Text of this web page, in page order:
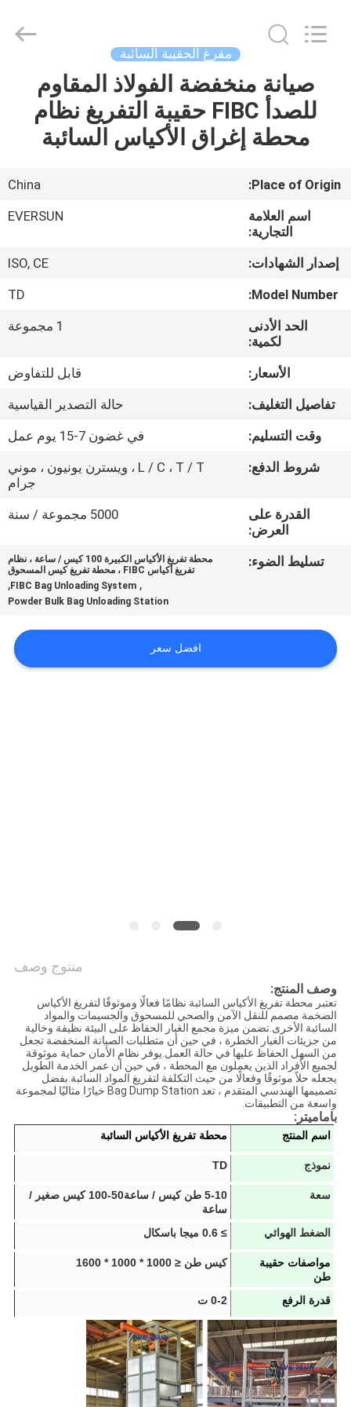
مسكن
منتجات
عرض
الواقع
الافتراضي
معلومات
في
المعمل
مراقبة
اقتباس
مفرغ الحقيبة السائبة
صيانة منخفضة الفولاذ المقاوم
للصدأ FIBC حقيبة التفريغ نظام
محطة إغراق الأكياس السائبة
Place of Origin:
China
اسم العلامة
التجارية:
EVERSUN
إصدار الشهادات:
ISO, CE
Model Number:
TD
الحد الأدنى
لكمية:
1 مجموعة
الأسعار:
قابل للتفاوض
تفاصيل التغليف:
حالة التصدير القياسية
وقت التسليم:
في غضون 7-15 يوم عمل
شروط الدفع:
L / C ، T / T ، ويسترن يونيون ، موني
جرام
القدرة على
العرض:
5000 مجموعة / سنة
تسليط الضوء:
محطة تفريغ الأكياس الكبيرة 100 كيس / ساعة ، نظام
تفريغ أكياس FIBC ، محطة تفريغ كيس المسحوق
,
FIBC Bag Unloading System
,
Powder Bulk Bag Unloading Station
افضل سعر
منتوج وصف
وصف المنتج:
تعتبر محطة تفريغ الأكياس السائبة نظامًا فعالًا وموثوقًا لتفريغ الأكياس
الضخمة مصمم للنقل الآمن والصحي للمسحوق والجسيمات والمواد
السائبة الأخرى.تضمن ميزة مجمع الغبار الحفاظ على البيئة نظيفة وخالية
من جزيئات الغبار الخطرة ، في حين أن متطلبات الصيانة المنخفضة تجعل
من السهل الحفاظ عليها في حالة العمل.يوفر نظام الأمان حماية موثوقة
لجميع الأفراد الذين يعملون مع المحطة ، في حين أن عمر الخدمة الطويل
يجعله حلاً موثوقًا وفعالًا من حيث التكلفة لتفريغ المواد السائبة.بفضل
تصميمها الهندسي المتقدم ، تعد Bag Dump Station خيارًا مثاليًا لمجموعة
واسعة من التطبيقات.
باماميتر:
اسم المنتج محطة تفريغ الأكياس السائبة
نموذج TD
سعة 5-10 طن كيس / ساعة
50-100 كيس صغير /
ساعة
الضغط الهوائي
≥ 0.6 ميجا باسكال
طن
كيس طن ≤ 1000 * 1000 * 1600
قدرة الرفع 0-2 ت